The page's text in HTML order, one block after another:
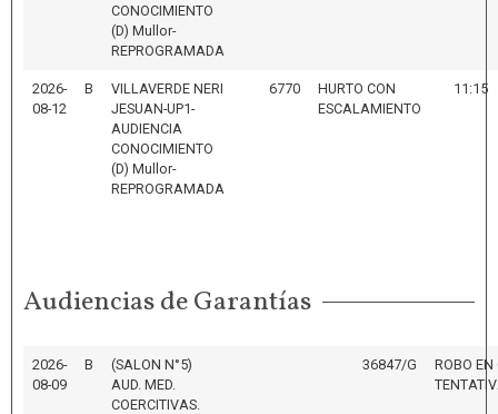
CONOCIMIENTO
(D) Mullor-
REPROGRAMADA
2026-
08-12
B
VILLAVERDE NERI
JESUAN-UP1-
AUDIENCIA
CONOCIMIENTO
(D) Mullor-
REPROGRAMADA
6770
HURTO CON
ESCALAMIENTO
11:15
Audiencias de Garantías
2026-
08-09
B
(SALON N°5)
AUD. MED.
COERCITIVAS.
36847/G
ROBO EN